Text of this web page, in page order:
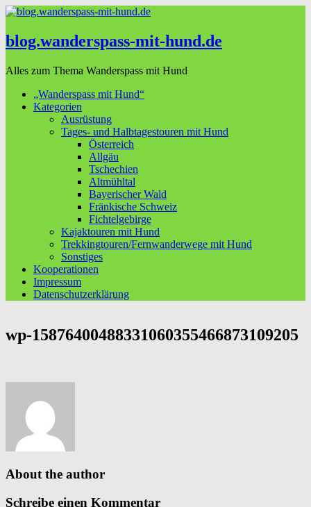
blog.wanderspass-mit-hund.de
Alles zum Thema Wanderspass mit Hund
„Wanderspass mit Hund“
Kategorien
Ausrüstung
Tages- und Halbtagestouren mit Hund
Österreich
Allgäu
Tschechien
Altmühltal
Bayerischer Wald
Fränkische Schweiz
Fichtelgebirge
Kajaktouren mit Hund
Trekkingtouren/Fernwanderwege mit Hund
Sonstiges
Kooperationen
Impressum
Datenschutzerklärung
wp-15876400488331060355466873109205
About the author
Schreibe einen Kommentar